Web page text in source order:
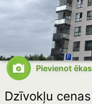
Pievienot
Dzīvokļu